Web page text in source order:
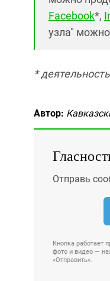
Facebook*,
узла"
*
Автор:
Отправь
Кнопка работает
фото и видео —
«Отправить».